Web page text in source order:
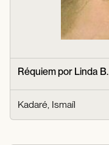
Réquiem por Linda B.
Kadaré, Ismaíl